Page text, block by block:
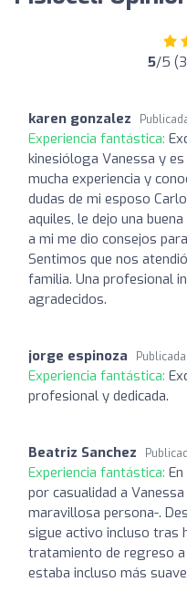
5/5
karen gonzalez
Experiencia fantástica:
kinesióloga Vanessa y
mucha experiencia y
dudas de mi esposo
aquiles, le dejo una
a mi me dio consejos
Sentimos que nos
familia. Una profesional
agradecidos.
jorge espinoza
Experiencia fantástica:
profesional y dedicada.
Beatriz Sanchez
Experiencia fantástica:
por casualidad a
maravillosa persona-.
sigue activo incluso tras
tratamiento de regreso a
estaba incluso más